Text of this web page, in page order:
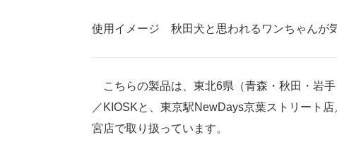
使用イメージ 秋田犬と思われるワンちゃんが
こちらの製品は、東北6県（青森・秋田・岩
／KIOSKと、東京駅NewDays京葉ストリート
宮店で取り扱っています。